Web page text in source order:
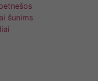
šunims